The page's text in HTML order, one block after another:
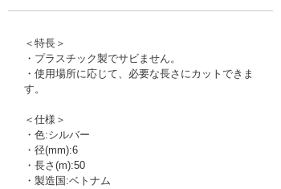
＜特長＞
・プラスチック製でサビません。
・使用場所に応じて、必要な長さにカットできま
す。
＜仕様＞
・色:シルバー
・径(mm):6
・長さ(m):50
・製造国:ベトナム